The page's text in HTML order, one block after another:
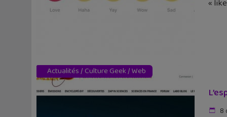
«
Actualités/ Culture Geek/Web
8